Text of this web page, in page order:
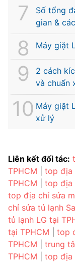
Số tổng
gian &
Máy giặt
2 cách
và chuẩn
Máy giặt
xử lý
Liên kết đối tác:
TPHCM
top địa
TPHCM
top địa
top địa chỉ sửa
chỉ sửa tủ lạnh
tủ lạnh LG tại
tại TPHCM
top
TPHCM
trung
TPHCM
top địa